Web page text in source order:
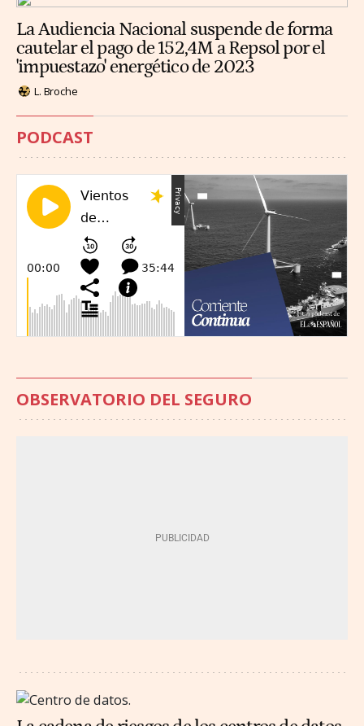
La Audiencia Nacional suspende de forma
cautelar el pago de 152,4M a Repsol por el
'impuestazo' energético de 2023
L. Broche
PODCAST
OBSERVATORIO DEL SEGURO